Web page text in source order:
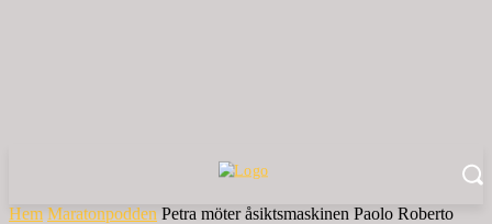
Hem Maratonpodden Petra möter åsiktsmaskinen Paolo Roberto